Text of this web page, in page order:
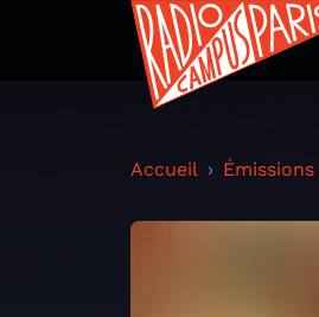
Accueil Émissions